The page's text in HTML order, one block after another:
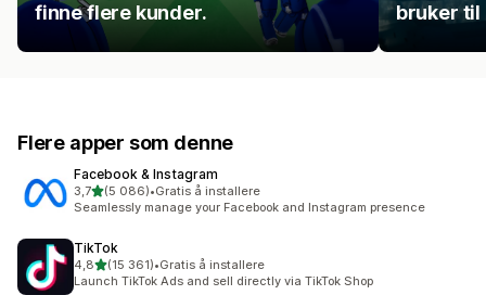
finne flere kunder.
bruker til
Flere apper som denne
Facebook & Instagram
3,7av 5 stjerner
(5 086)
Totalt 5086 omtaler
•Gratis å installere
Seamlessly manage your Facebook and Instagram presence
TikTok
4,8av 5 stjerner
(15 361)
Totalt 15361 omtaler
•Gratis å installere
Launch TikTok Ads and sell directly via TikTok Shop